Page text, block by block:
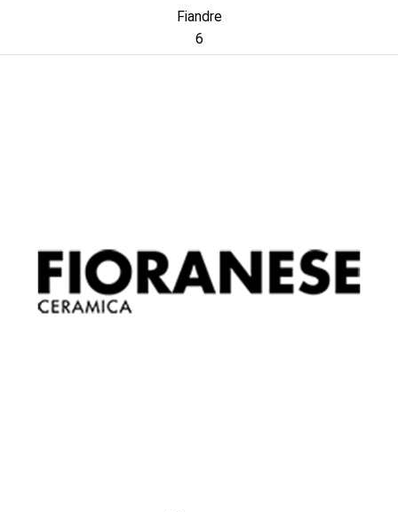
Fiandre
6